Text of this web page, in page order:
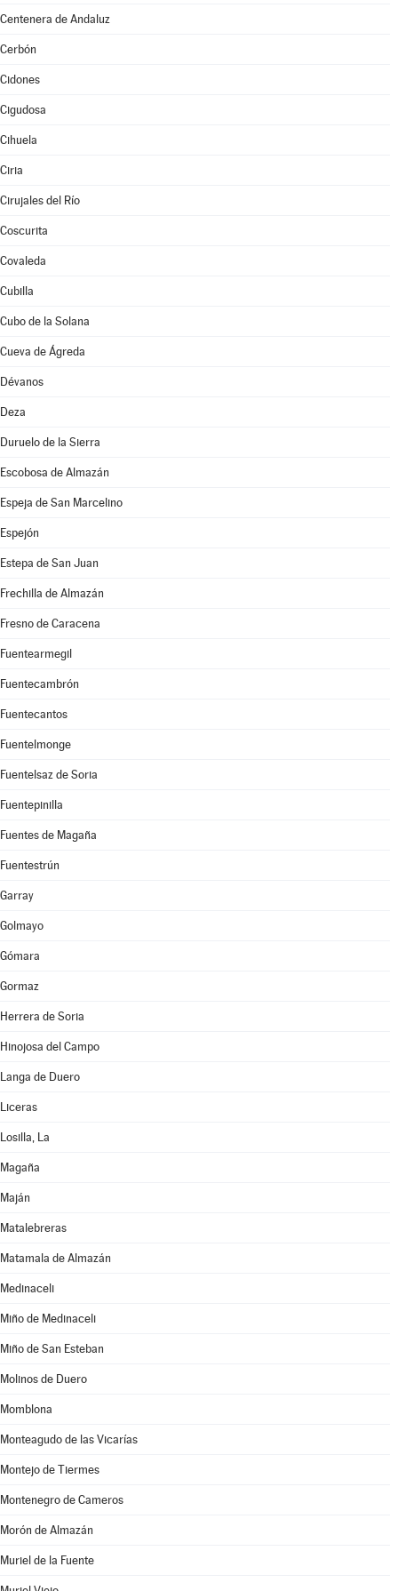
Centenera de Andaluz
Cerbón
Cidones
Cigudosa
Cihuela
Ciria
Cirujales del Río
Coscurita
Covaleda
Cubilla
Cubo de la Solana
Cueva de Ágreda
Dévanos
Deza
Duruelo de la Sierra
Escobosa de Almazán
Espeja de San Marcelino
Espejón
Estepa de San Juan
Frechilla de Almazán
Fresno de Caracena
Fuentearmegil
Fuentecambrón
Fuentecantos
Fuentelmonge
Fuentelsaz de Soria
Fuentepinilla
Fuentes de Magaña
Fuentestrún
Garray
Golmayo
Gómara
Gormaz
Herrera de Soria
Hinojosa del Campo
Langa de Duero
Liceras
Losilla, La
Magaña
Maján
Matalebreras
Matamala de Almazán
Medinaceli
Miño de Medinaceli
Miño de San Esteban
Molinos de Duero
Momblona
Monteagudo de las Vicarías
Montejo de Tiermes
Montenegro de Cameros
Morón de Almazán
Muriel de la Fuente